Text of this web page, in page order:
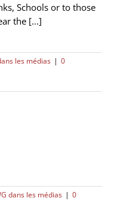
Schools or to those
the [...]
les médias | 0
dans les médias | 0